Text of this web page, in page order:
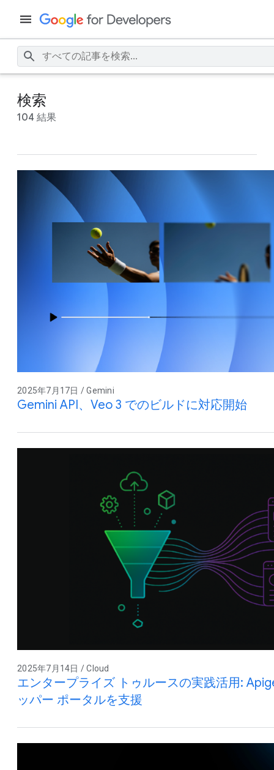
検索
104 結果
2025年7月17日 / Gemini
Gemini API、Veo 3 でのビルドに対応開始
2025年7月14日 / Cloud
エンタープライズ トゥルースの実践活用:
ッパー ポータルを支援